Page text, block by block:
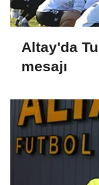
Altay'da
mesajı